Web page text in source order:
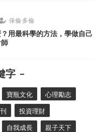
保倫·多倫
用最科學的方法，學做自己
字
寶瓶文化 心理勵志
投資理財
自我成長 親子天下